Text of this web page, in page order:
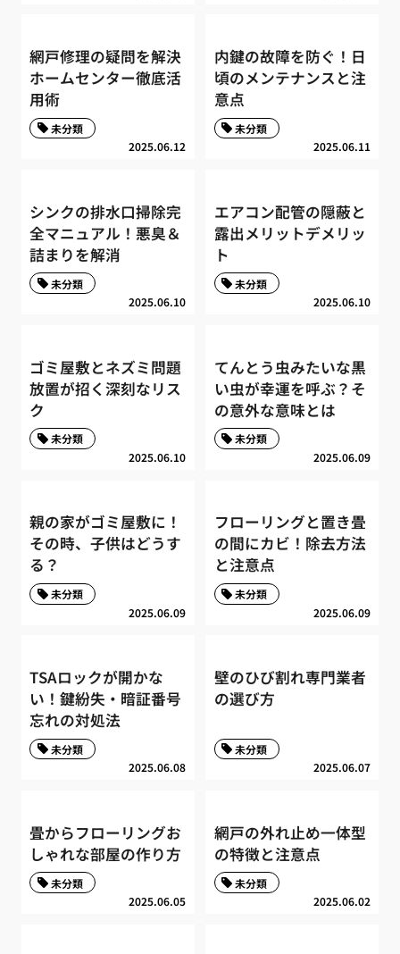
網戸修理の疑問を解決
ホームセンター徹底活
用術
2025.06.12
未分類
内鍵の故障を防ぐ！日
頃のメンテナンスと注
意点
2025.06.11
未分類
シンクの排水口掃除完
全マニュアル！悪臭＆
詰まりを解消
2025.06.10
未分類
エアコン配管の隠蔽と
露出メリットデメリッ
ト
2025.06.10
未分類
ゴミ屋敷とネズミ問題
放置が招く深刻なリス
ク
2025.06.10
未分類
てんとう虫みたいな黒
い虫が幸運を呼ぶ？そ
の意外な意味とは
2025.06.09
未分類
親の家がゴミ屋敷に！
その時、子供はどうす
る？
2025.06.09
未分類
フローリングと置き畳
の間にカビ！除去方法
と注意点
2025.06.09
未分類
TSAロックが開かな
い！鍵紛失・暗証番号
忘れの対処法
2025.06.08
未分類
壁のひび割れ専門業者
の選び方
2025.06.07
未分類
畳からフローリングお
しゃれな部屋の作り方
2025.06.05
未分類
網戸の外れ止め一体型
の特徴と注意点
2025.06.02
未分類